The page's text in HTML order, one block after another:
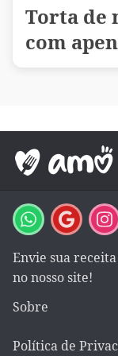
Torta de
com
Envie sua
no nosso site!
Sobre
Política de